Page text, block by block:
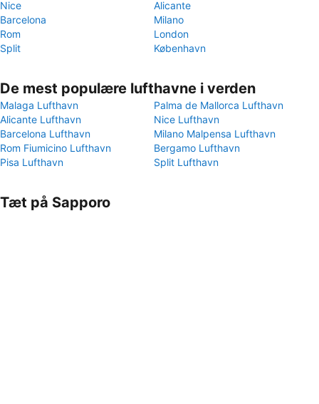
Nice
Alicante
Barcelona
Milano
Rom
London
Split
København
De mest populære lufthavne i verden
Malaga Lufthavn
Palma de Mallorca Lufthavn
Alicante Lufthavn
Nice Lufthavn
Barcelona Lufthavn
Milano Malpensa Lufthavn
Rom Fiumicino Lufthavn
Bergamo Lufthavn
Pisa Lufthavn
Split Lufthavn
Tæt på Sapporo